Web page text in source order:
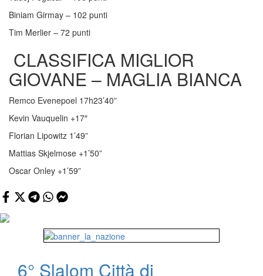
Biniam Girmay – 102 punti
Tim Merlier – 72 punti
CLASSIFICA MIGLIOR
GIOVANE – MAGLIA BIANCA
Remco Evenepoel 17h23’40”
Kevin Vauquelin +17″
Florian Lipowitz 1’49”
Mattias Skjelmose +1’50”
Oscar Onley +1’59”
6° Slalom Città di